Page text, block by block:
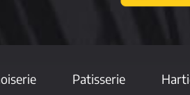
Patisserie